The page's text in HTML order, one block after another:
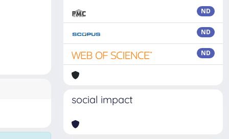
ND
ND
ND
social impact